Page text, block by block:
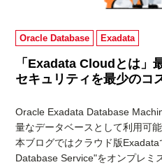
Oracle Database Exadata
「Exadata Cloudとは」
セキュリティを最少のコ
Oracle Exadata Database
量なデータベースとして利用可
本ブログではクラウド版
Database Service"をオンプレミ